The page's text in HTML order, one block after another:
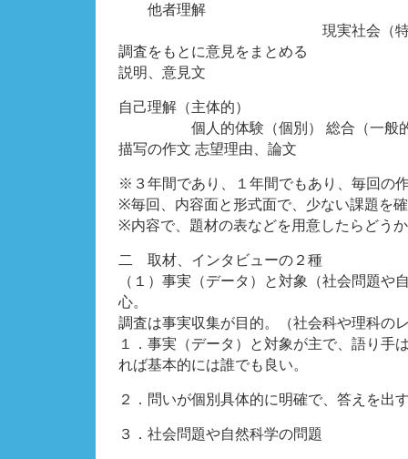
他者理解
現実社会（特殊）
調査をもとに意見をまとめる
説明、意見文
自己理解（主体的）
個人的体験（個別） 総合（一般的
描写の作文 志望理由、論文
※３年間であり、１年間でもあり、毎回の
※毎回、内容面と形式面で、少ない課題を
※内容で、題材の表などを用意したらどうか
二 取材、インタビューの２種
（１）事実（データ）と対象（社会問題や
心。
調査は事実収集が目的。（社会科や理科の
１．事実（データ）と対象が主で、語り手
れば基本的には誰でも良い。
２．問いが個別具体的に明確で、答えを出
３．社会問題や自然科学の問題